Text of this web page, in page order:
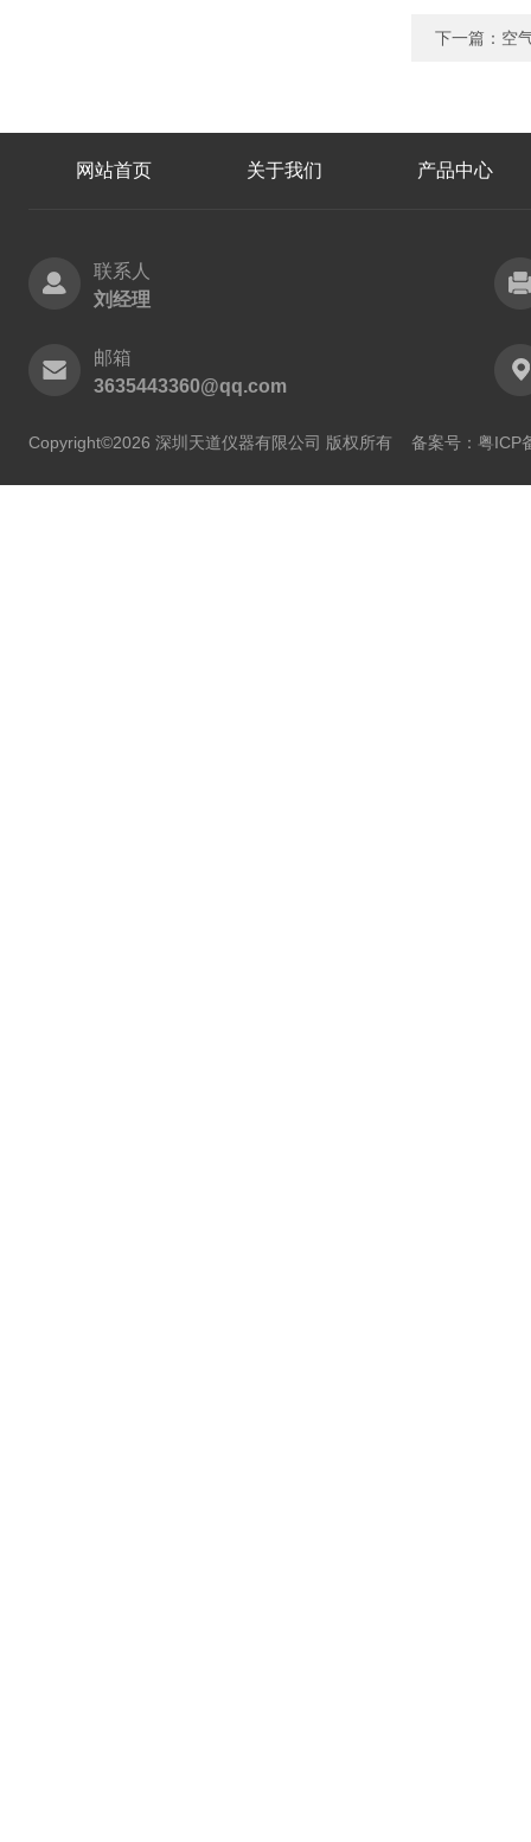
下一篇： 空
网站首页 关于我们 产品中心
联系人
刘经理
邮箱
3635443360@qq.com
Copyright©2026 深圳天道仪器有限公司 版权所有 备案号：粤ICP